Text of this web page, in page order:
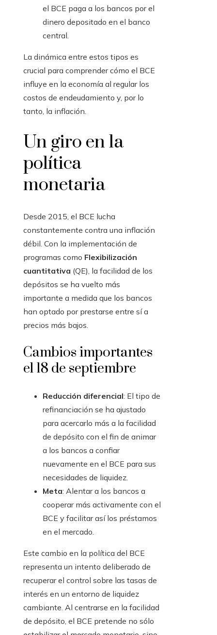
el BCE paga a los bancos por el
dinero depositado en el banco
central.
La dinámica entre estos tipos es
crucial para comprender cómo el BCE
influye en la economía al regular los
costos de endeudamiento y, por lo
tanto, la inflación.
Un giro en la
política
monetaria
Desde 2015, el BCE lucha
constantemente contra una inflación
débil. Con la implementación de
programas como Flexibilización
cuantitativa (QE), la facilidad de los
depósitos se ha vuelto más
importante a medida que los bancos
han optado por prestarse entre sí a
precios más bajos.
Cambios importantes
el 18 de septiembre
Reducción diferencial: El tipo de
refinanciación se ha ajustado
para acercarlo más a la facilidad
de depósito con el fin de animar
a los bancos a confiar
nuevamente en el BCE para sus
necesidades de liquidez.
Meta: Alentar a los bancos a
cooperar más activamente con el
BCE y facilitar así los préstamos
en el mercado.
Este cambio en la política del BCE
representa un intento deliberado de
recuperar el control sobre las tasas de
interés en un entorno de liquidez
cambiante. Al centrarse en la facilidad
de depósito, el BCE pretende no sólo